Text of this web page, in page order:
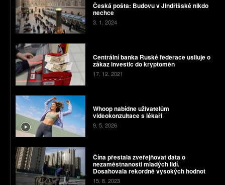
Česká pošta: Budovu v Jindřišské nikdo
nechce
3. 1. 2024
Centrální banka Ruské federace usiluje o
zákaz investic do kryptoměn
17. 12. 2021
Whoop nabídne uživatelům
videokonzultace s lékaři
9. 5. 2026
Čína přestala zveřejňovat data o
nezaměstnanosti mladých lidí.
Dosahovala rekordně vysokých hodnot
15. 8. 2023